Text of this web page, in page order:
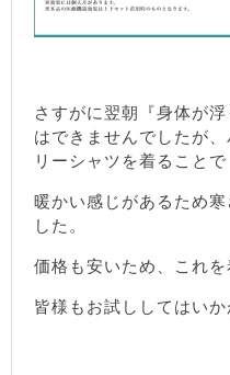
さすがに翌朝『身体が
はできませんでしたが
リーシャツを着ることで
暖かい感じがあるため
した。
価格も安いため、これ
皆様もお試ししてはいか